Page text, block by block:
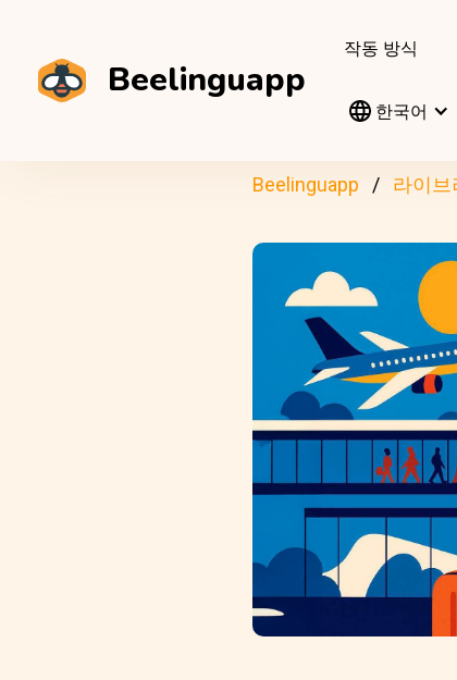
Beelinguapp
작동 방식
한국어
Beelinguapp 라이브